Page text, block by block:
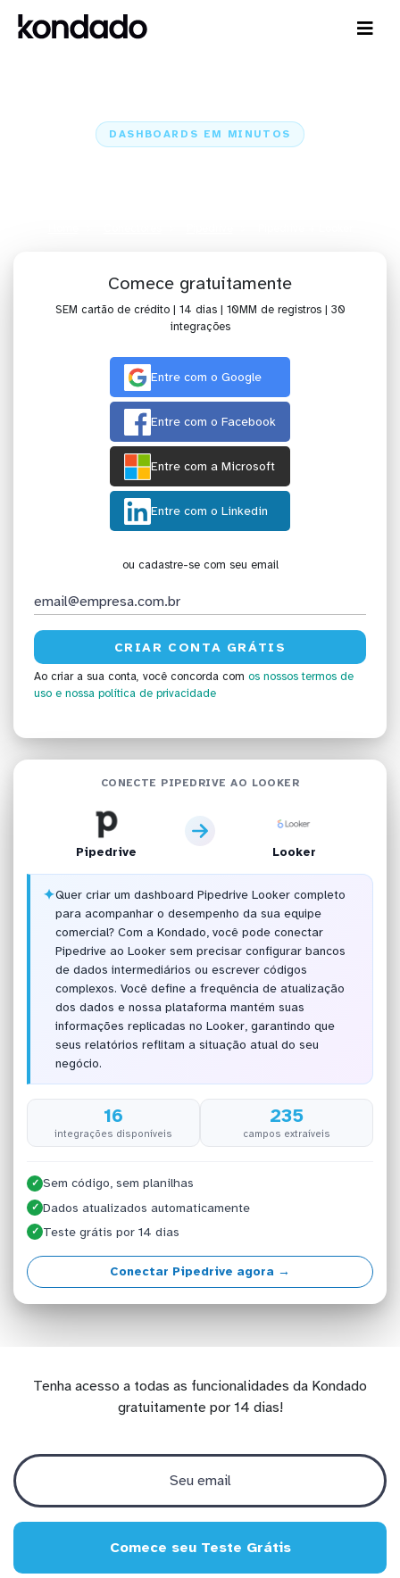
DASHBOARDS EM MINUTOS
Comece gratuitamente
SEM cartão de crédito | 14 dias | 10MM de registros | 30
integrações
Entre com o Google
Entre com o Facebook
Entre com a Microsoft
Entre com o Linkedin
ou cadastre-se com seu email
Ao criar a sua conta, você concorda com os nossos termos de
uso e nossa política de privacidade
CONECTE PIPEDRIVE AO LOOKER
Pipedrive Looker
✦Quer criar um dashboard Pipedrive Looker completo
para acompanhar o desempenho da sua equipe
comercial? Com a Kondado, você pode conectar
Pipedrive ao Looker sem precisar configurar bancos
de dados intermediários ou escrever códigos
complexos. Você define a frequência de atualização
dos dados e nossa plataforma mantém suas
informações replicadas no Looker, garantindo que
seus relatórios reflitam a situação atual do seu
negócio.
16
integrações disponíveis
235
campos extraíveis
✓ Sem código, sem planilhas
✓ Dados atualizados automaticamente
✓ Teste grátis por 14 dias
Conectar Pipedrive agora →
Tenha acesso a todas as funcionalidades da Kondado
gratuitamente por 14 dias!
Comece seu Teste Grátis